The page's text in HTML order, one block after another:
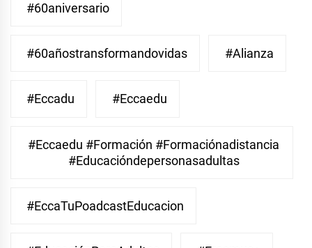
#60aniversario
#60añostransformandovidas #Alianza
#eccadu #eccaedu
#eccaedu #formación #formaciónadistancia
#educacióndepersonasadultas
#EccaTuPoadcastEducacion